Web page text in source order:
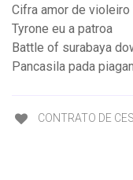
Cifra amor de violeiro
Tyrone eu a patroa
Battle of surabaya
Pancasila pada
CONTRATO DE